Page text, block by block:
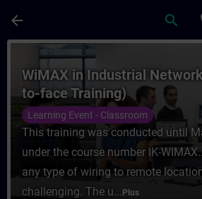
arrow_back search
Cours - WiMAX in
WiMAX in Industrial
to-face Training)
Learning Event - Classroom
This training was conducted until
under the course number IK-
any type of wiring to remote
challenging. The u... Plus